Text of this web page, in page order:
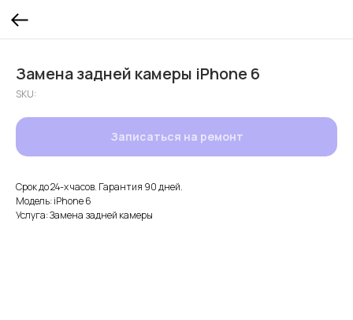
Замена задней камеры iPhone 6
SKU:
Записаться на ремонт
Срок до 24-х часов. Гарантия 90 дней.
Модель: iPhone 6
Услуга: Замена задней камеры